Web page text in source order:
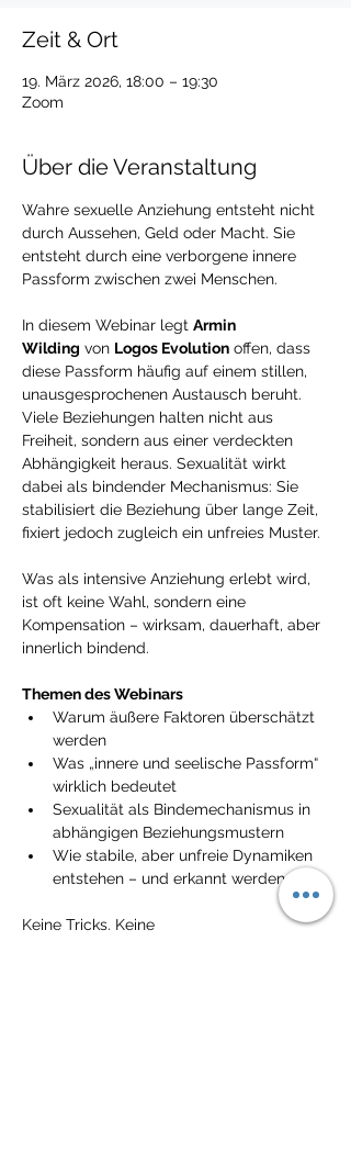
Zeit & Ort
19. März 2026, 18:00 – 19:30
Zoom
Über die Veranstaltung
Wahre sexuelle Anziehung entsteht nicht
durch Aussehen, Geld oder Macht. Sie
entsteht durch eine verborgene innere
Passform zwischen zwei Menschen.
In diesem Webinar legt Armin
Wilding von Logos Evolution offen, dass
diese Passform häufig auf einem stillen,
unausgesprochenen Austausch beruht.
Viele Beziehungen halten nicht aus
Freiheit, sondern aus einer verdeckten
Abhängigkeit heraus. Sexualität wirkt
dabei als bindender Mechanismus: Sie
stabilisiert die Beziehung über lange Zeit,
fixiert jedoch zugleich ein unfreies Muster.
Was als intensive Anziehung erlebt wird,
ist oft keine Wahl, sondern eine
Kompensation – wirksam, dauerhaft, aber
innerlich bindend.
Themen des Webinars
Warum äußere Faktoren überschätzt
werden
Was „innere und seelische Passform“
wirklich bedeutet
Sexualität als Bindemechanismus in
abhängigen Beziehungsmustern
Wie stabile, aber unfreie Dynamiken
entstehen – und erkannt werden
Keine Tricks. Keine